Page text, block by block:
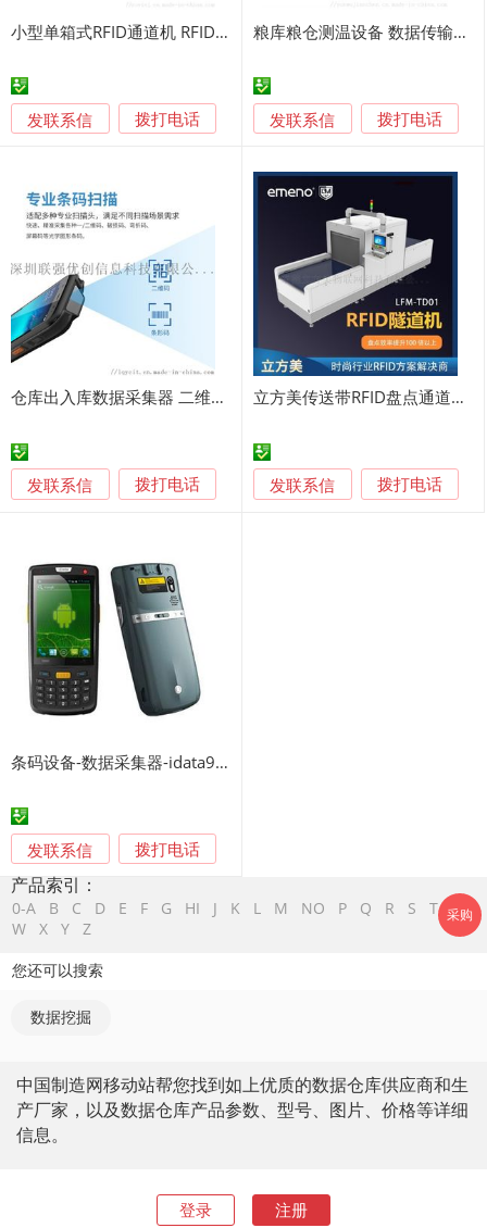
小型单箱式RFID通道机 RFID隧道机
发联系信 拨打电话
粮库粮仓测温设备 数据传输测温分机
发联系信 拨打电话
仓库出入库数据采集器 二维码手持机盘点机
发联系信 拨打电话
立方美传送带RFID盘点通道机 LFM-TD01
发联系信 拨打电话
条码设备-数据采集器-idata90手持终端- idata90数据采集器
发联系信 拨打电话
产品索引：
0-A B C D E F G HI J K L M NO P Q R S T
UV
W
X Y Z
您还可以搜索
数据挖掘
中国制造网移动站帮您找到如上优质的数据仓库供应商和生
产厂家，以及数据仓库产品参数、型号、图片、价格等详细
信息。
采购
登录 注册